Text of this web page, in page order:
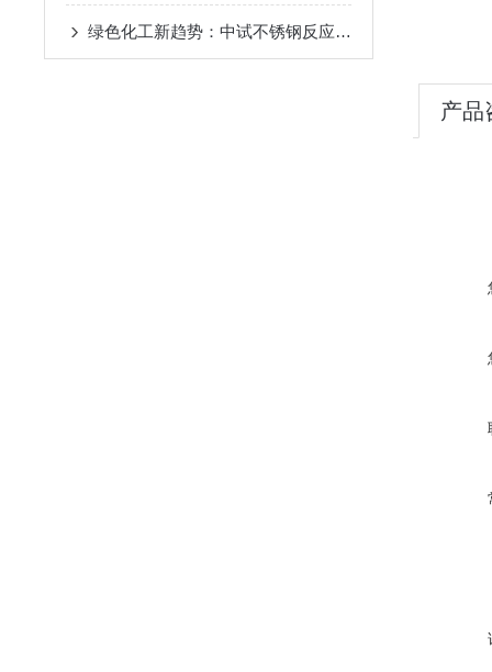
绿色化工新趋势：中试不锈钢反应釜的环保应用
产品